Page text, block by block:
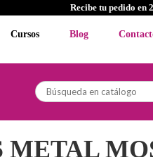
Recibe tu pedido en
Cursos Blog